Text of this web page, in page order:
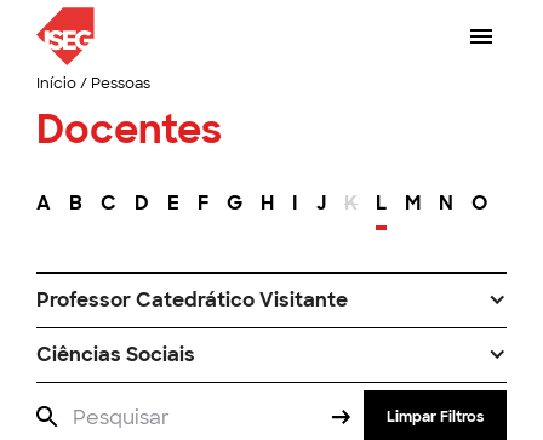
Início/ Pessoas
Docentes
A B C D E F G H I J K L M N O
Professor Catedrático Visitante
Ciências Sociais
Limpar Filtros